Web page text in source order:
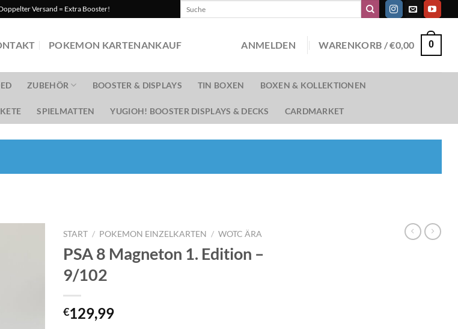
Versand = Extra Booster!
POKEMON KARTENANKAUF ANMELDEN WARENKORB /€0,00 0
ZUBEHÖR BOOSTER & DISPLAYS TIN BOXEN BOXEN & KOLLEKTIONEN
SPIELMATTEN YUGIOH! BOOSTER DISPLAYS & DECKS CARDMARKET
START / POKEMON EINZELKARTEN / WOTC ÄRA
PSA 8 Magneton 1. Edition –
9/102
€129,99